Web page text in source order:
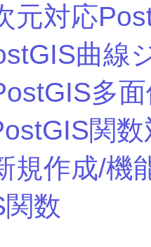
元対応
曲線
多
関
規作成/機
数